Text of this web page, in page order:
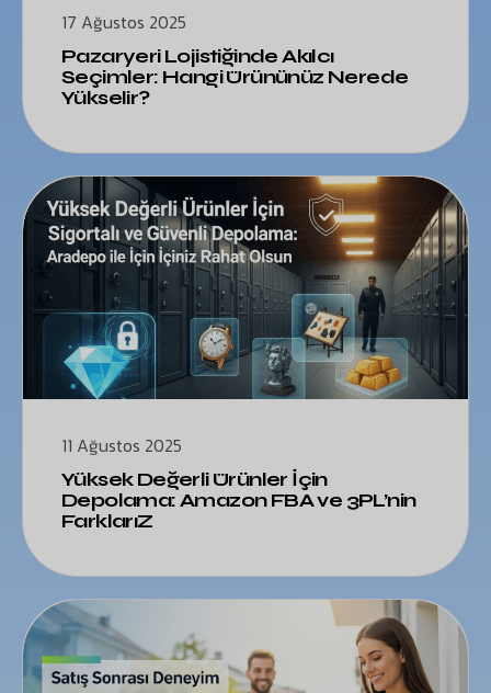
17 Ağustos 2025
Pazaryeri Lojistiğinde Akılcı
Seçimler: Hangi Ürününüz Nerede
Yükselir?
11 Ağustos 2025
Yüksek Değerli Ürünler İçin
Depolama: Amazon FBA ve 3PL’nin
FarklarıZ